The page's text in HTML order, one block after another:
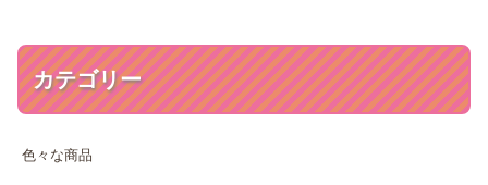
カテゴリー
色々な商品